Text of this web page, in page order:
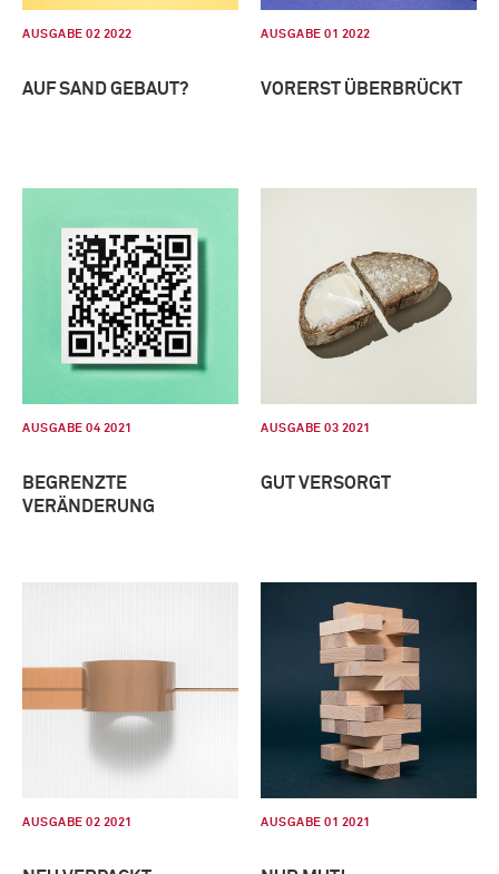
AUSGABE 02 2022
AUF SAND GEBAUT?
AUSGABE 01 2022
VORERST ÜBERBRÜCKT
AUSGABE 04 2021
BEGRENZTE
VERÄNDERUNG
AUSGABE 03 2021
GUT VERSORGT
AUSGABE 02 2021 AUSGABE 01 2021